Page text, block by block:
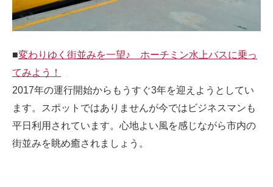
■変わりゆく街並みを一望♪ ホーチミン水上バスに乗っ
てみよう！
2017年の運行開始からもうすぐ3年を迎えようとしてい
ます。スポットではありませんが今ではビジネスマンも
平日利用されています。心地よい風を感じながら市内の
街並みを眺め癒されましょう。